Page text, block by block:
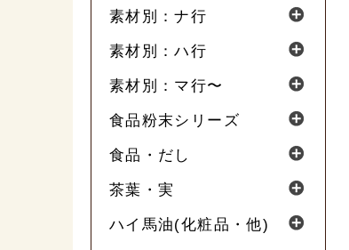
素材別：ナ行
素材別：ハ行
素材別：マ行〜
食品粉末シリーズ
食品・だし
茶葉・実
ハイ馬油(化粧品・他)